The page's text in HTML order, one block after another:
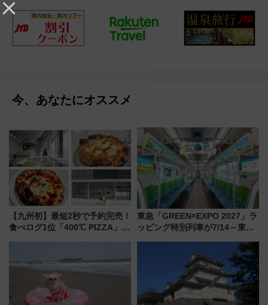
今、あなたにオススメ
【九州初】最短2秒で予約完売！
食べログ1位「400℃ PIZZA」が
東急「GREEN×EXPO 2027」ラ
ッピング特別列車が7/14～東
ー！ 注目の編成やデザインまと